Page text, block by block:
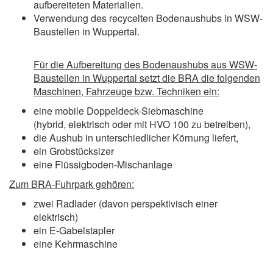
aufbereiteten Materialien.
Verwendung des recycelten Bodenaushubs in WSW-
Baustellen in Wuppertal.
Für die Aufbereitung des Bodenaushubs aus WSW-
Baustellen in Wuppertal setzt die BRA die folgenden
Maschinen, Fahrzeuge bzw. Techniken ein:
eine mobile Doppeldeck-Siebmaschine
(hybrid, elektrisch oder mit HVO 100 zu betreiben),
die Aushub in unterschiedlicher Körnung liefert,
ein Grobstücksizer
eine Flüssigboden-Mischanlage
Zum BRA-Fuhrpark gehören:
zwei Radlader (davon perspektivisch einer
elektrisch)
ein E-Gabelstapler
eine Kehrmaschine